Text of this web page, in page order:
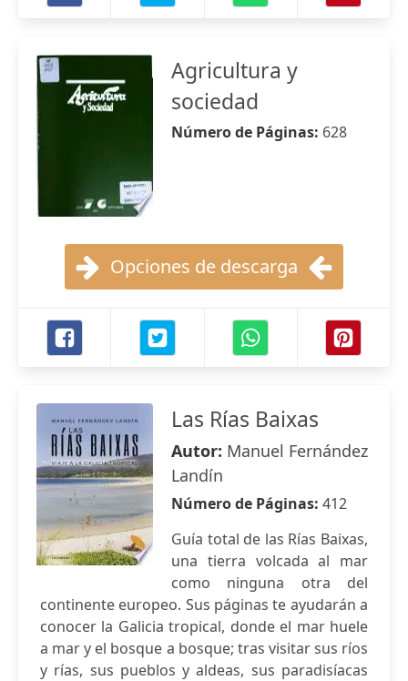
Agricultura y
sociedad
Número de Páginas: 628
Opciones de descarga
Las Rías Baixas
Autor: Manuel Fernández
Landín
Número de Páginas: 412
Guía total de las Rías Baixas,
una tierra volcada al mar
como ninguna otra del
continente europeo. Sus páginas te ayudarán a
conocer la Galicia tropical, donde el mar huele
a mar y el bosque a bosque; tras visitar sus ríos
y rías, sus pueblos y aldeas, sus paradisíacas